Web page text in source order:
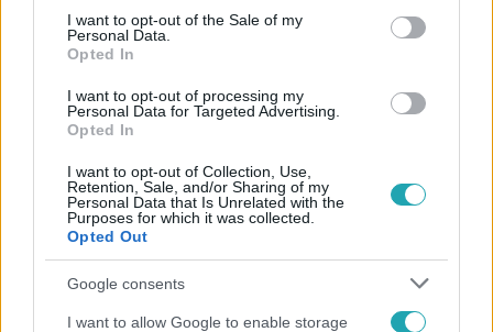
consent section.
I want to opt-out of the Sale of my
Personal Data.
Opted In
I want to opt-out of processing my
Personal Data for Targeted Advertising.
Opted In
I want to opt-out of Collection, Use,
Retention, Sale, and/or Sharing of my
Personal Data that Is Unrelated with the
Purposes for which it was collected.
Opted Out
Google consents
I want to allow Google to enable storage
Népszerű